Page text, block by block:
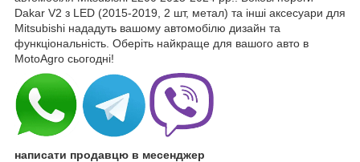
Dakar V2 з LED (2015-2019, 2 шт, метал) та інші аксесуари для
Mitsubishi нададуть вашому автомобілю дизайн та
функціональність. Оберіть найкраще для вашого авто в
MotoAgro сьогодні!
написати продавцю в месенджер